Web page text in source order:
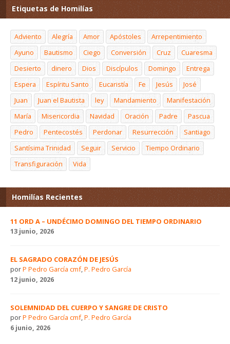
Etiquetas de Homilías
Adviento Alegría Amor Apóstoles
Arrepentimiento
Ayuno
Bautismo Ciego Conversión Cruz
Cuaresma
Desierto
dinero Dios Discípulos Domingo
Entrega
Espera
Espíritu Santo Eucaristía Fe Jesús
José
Juan
Juan el Bautista ley Mandamiento
Manifestación
María
Misericordia Navidad Oración Padre
Pascua
Pedro
Pentecostés Perdonar Resurrección
Santiago
Santísima Trinidad
Seguir Servicio
Tiempo Ordinario
Transfiguración
Vida
Homilías Recientes
11 ORD A – UNDÉCIMO DOMINGO DEL TIEMPO ORDINARIO
13 junio, 2026
EL SAGRADO CORAZÓN DE JESÚS
porP Pedro García cmf,P. Pedro García
12 junio, 2026
SOLEMNIDAD DEL CUERPO Y SANGRE DE CRISTO
porP Pedro García cmf,P. Pedro García
6 junio, 2026